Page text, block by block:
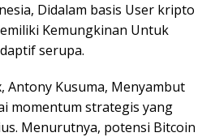
Didalam basis User kripto
Kemungkinan Untuk
serupa.
Antony Kusuma, Menyambut
momentum strategis yang
Menurutnya, potensi Bitcoin